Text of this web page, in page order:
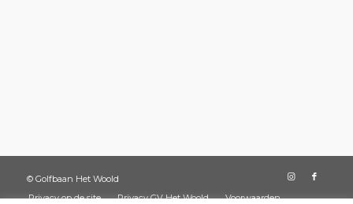
© Golfbaan Het Woold
Privacy op de site
Privacy GV Het Woold Voorwaarden